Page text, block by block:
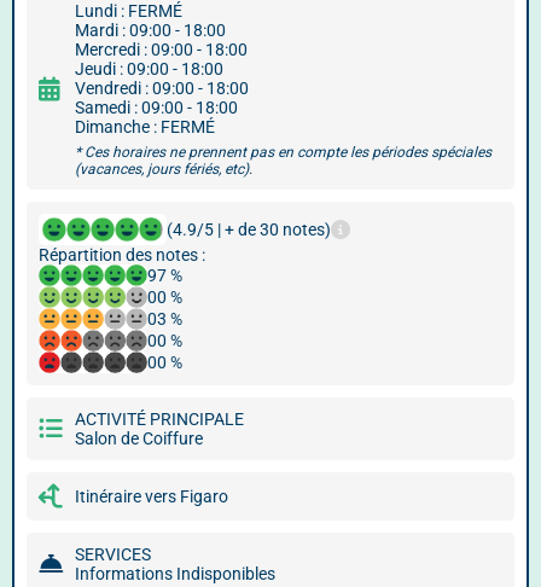
Lundi : FERMÉ
Mardi : 09:00 - 18:00
Mercredi : 09:00 - 18:00
Jeudi : 09:00 - 18:00
Vendredi : 09:00 - 18:00
Samedi : 09:00 - 18:00
Dimanche : FERMÉ
* Ces horaires ne prennent pas en compte les périodes spéciales
(vacances, jours fériés, etc).
(4.9/5 | + de 30 notes)
Répartition des notes :
97 %
00 %
03 %
00 %
00 %
ACTIVITÉ PRINCIPALE
Salon de Coiffure
Itinéraire vers Figaro
SERVICES
Informations Indisponibles